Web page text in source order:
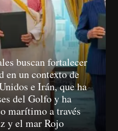
las empresas ya
sin haber
previo